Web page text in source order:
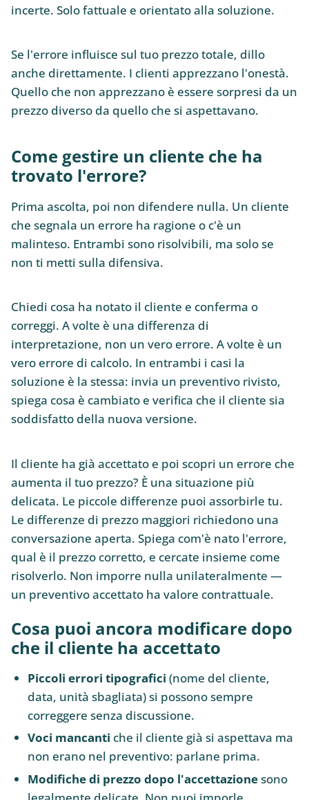
incerte. Solo fattuale e orientato alla soluzione.
Se l'errore influisce sul tuo prezzo totale, dillo
anche direttamente. I clienti apprezzano l'onestà.
Quello che non apprezzano è essere sorpresi da un
prezzo diverso da quello che si aspettavano.
Come gestire un cliente che ha
trovato l'errore?
Prima ascolta, poi non difendere nulla. Un cliente
che segnala un errore ha ragione o c'è un
malinteso. Entrambi sono risolvibili, ma solo se
non ti metti sulla difensiva.
Chiedi cosa ha notato il cliente e conferma o
correggi. A volte è una differenza di
interpretazione, non un vero errore. A volte è un
vero errore di calcolo. In entrambi i casi la
soluzione è la stessa: invia un preventivo rivisto,
spiega cosa è cambiato e verifica che il cliente sia
soddisfatto della nuova versione.
Il cliente ha già accettato e poi scopri un errore che
aumenta il tuo prezzo? È una situazione più
delicata. Le piccole differenze puoi assorbirle tu.
Le differenze di prezzo maggiori richiedono una
conversazione aperta. Spiega com'è nato l'errore,
qual è il prezzo corretto, e cercate insieme come
risolverlo. Non imporre nulla unilateralmente —
un preventivo accettato ha valore contrattuale.
Cosa puoi ancora modificare dopo
che il cliente ha accettato
Piccoli errori tipografici (nome del cliente,
data, unità sbagliata) si possono sempre
correggere senza discussione.
Voci mancanti che il cliente già si aspettava ma
non erano nel preventivo: parlane prima.
Modifiche di prezzo dopo l'accettazionesono